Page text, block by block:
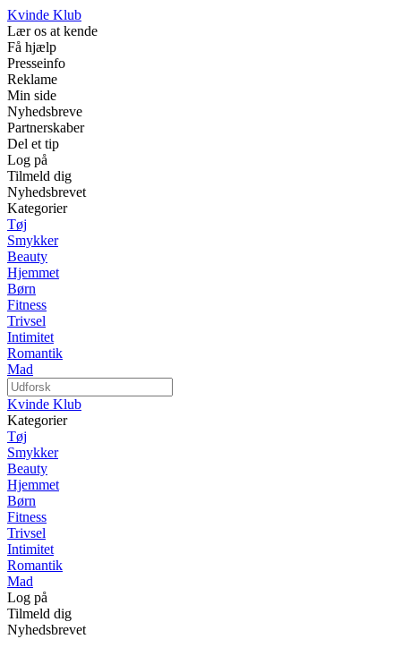
Kvinde Klub
Lær os at kende
Få hjælp
Presseinfo
Reklame
Min side
Nyhedsbreve
Partnerskaber
Del et tip
Log på
Tilmeld dig
Nyhedsbrevet
Kategorier
Tøj
Smykker
Beauty
Hjemmet
Børn
Fitness
Trivsel
Intimitet
Romantik
Mad
Kvinde Klub
Kategorier
Tøj
Smykker
Beauty
Hjemmet
Børn
Fitness
Trivsel
Intimitet
Romantik
Mad
Log på
Tilmeld dig
Nyhedsbrevet